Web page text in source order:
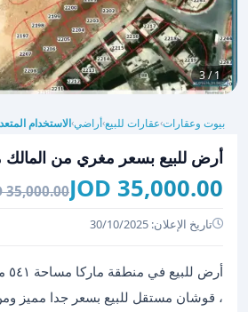
1 / 3
بيوت وعقارات›عقارات للبيع›أراضي›الاستخدام
أرض للبيع بسعر مغري من المالك
35,000.00 JOD
35,000.00 JOD
تاريخ الإعلان: 30/10/2025
، قوشان مستقل للبيع بسعر جدا مميز